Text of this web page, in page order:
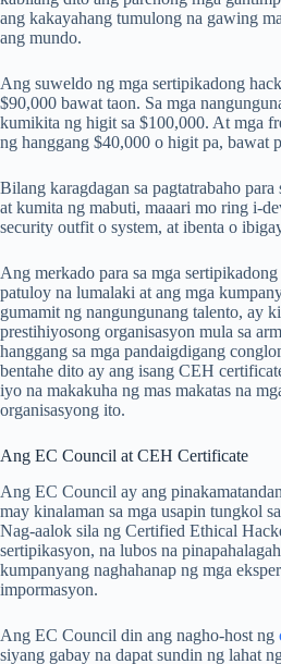
ang kakayahang tumulong na gawing
ang mundo.
Ang suweldo ng mga sertipikadong
$90,000 bawat taon. Sa mga
kumikita ng higit sa $100,000. At mga
ng hanggang $40,000 o higit pa, bawat
Bilang karagdagan sa pagtatrabaho para
at kumita ng mabuti, maaari mo ring i-
security outfit o system, at ibenta o
Ang merkado para sa mga
patuloy na lumalaki at ang mga
gumamit ng nangungunang talento, ay
prestihiyosong organisasyon mula sa
hanggang sa mga pandaigdigang
bentahe dito ay ang isang CEH
iyo na makakuha ng mas makatas na
organisasyong ito.
Ang EC Council at CEH Certificate
Ang EC Council ay ang
may kinalaman sa mga usapin tungkol
Nag-aalok sila ng Certified Ethical
sertipikasyon, na lubos na
kumpanyang naghahanap ng mga
impormasyon.
Ang EC Council din ang nagho-host ng
siyang gabay na dapat sundin ng lahat